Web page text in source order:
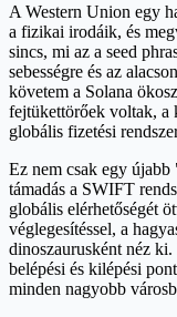
A Western Union egy
a fizikai irodáik, és
sincs, mi az a seed
sebességre és az
követem a Solana
fejtükettörőek voltak, a
globális fizetési
Ez nem csak egy
támadás a SWIFT
globális elérhetőségét
véglegesítéssel, a
dinoszaurusként néz
belépési és kilépési
minden nagyobb